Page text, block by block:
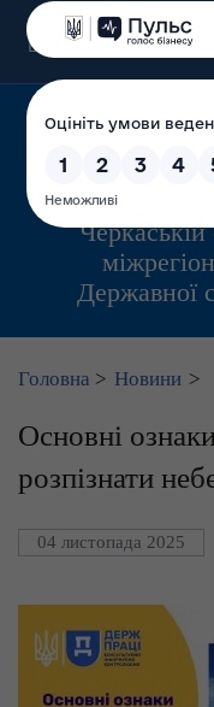
Управління
Черкаській
Державної
Головна > Новини >
Основні
розпізнати
04 листопада 2025